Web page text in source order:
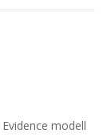
modell